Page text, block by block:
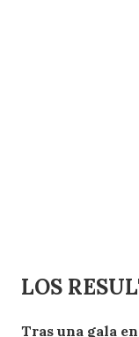
LOS
Tras una gala